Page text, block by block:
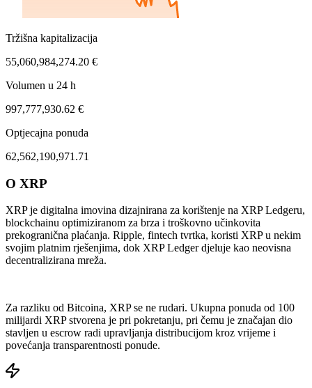
3, 06:51 PM
Tržišna kapitalizacija
55,060,984,274.20 €
Volumen u 24 h
997,777,930.62 €
Optjecajna ponuda
62,562,190,971.71
O XRP
XRP je digitalna imovina dizajnirana za korištenje na XRP Ledgeru,
blockchainu optimiziranom za brza i troškovno učinkovita
prekogranična plaćanja. Ripple, fintech tvrtka, koristi XRP u nekim
svojim platnim rješenjima, dok XRP Ledger djeluje kao neovisna
decentralizirana mreža.
Za razliku od Bitcoina, XRP se ne rudari. Ukupna ponuda od 100
milijardi XRP stvorena je pri pokretanju, pri čemu je značajan dio
stavljen u escrow radi upravljanja distribucijom kroz vrijeme i
povećanja transparentnosti ponude.